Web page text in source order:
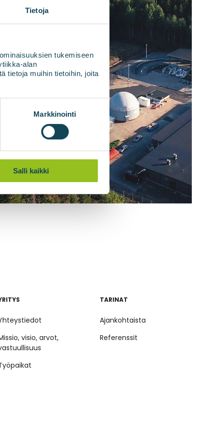
Tietoja
tukemiseen
alan
tietoja muihin tietoihin, joita
Markkinointi
Salli kaikki
visio, arvot,
TARINAT
Ajankohtaista
Referenssit